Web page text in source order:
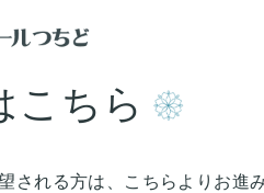
こちら
される方は、こちらよりお進